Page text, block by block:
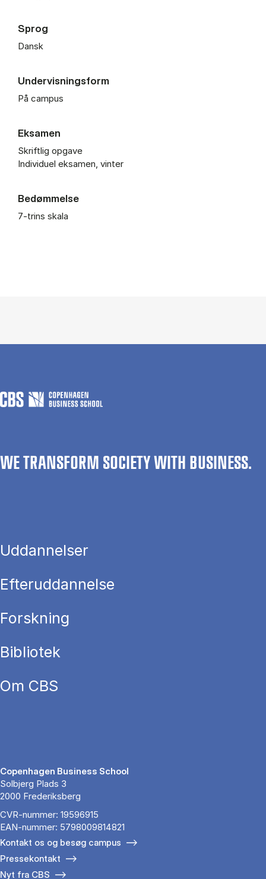
Sprog
Dansk
Undervisningsform
På campus
Eksamen
Skriftlig opgave
Individuel eksamen, vinter
Bedømmelse
7-trins skala
WE TRANSFORM SOCIETY WITH BUSINESS.
Uddannelser
Efteruddannelse
Forskning
Bibliotek
Om CBS
Copenhagen Business School
Solbjerg Plads 3
2000 Frederiksberg
CVR-nummer: 19596915
EAN-nummer: 5798009814821
Kontakt os og besøg campus
Pressekontakt
Nyt fra CBS